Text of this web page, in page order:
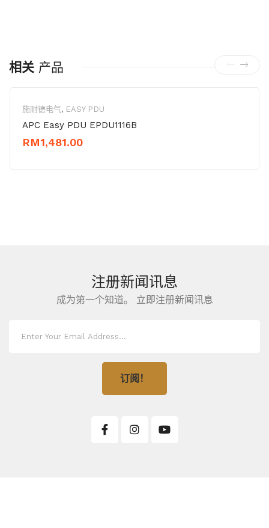
相关 产品
施耐德电气, EASY PDU
APC Easy PDU EPDU1116B
RM1,481.00
注册新闻讯息
成为第一个知道。 立即注册新闻讯息
订阅！